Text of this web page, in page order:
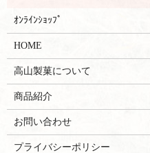
ｵﾝﾗｲﾝｼｮｯﾌﾟ
HOME
高山製菓について
商品紹介
お問い合わせ
プライバシーポリシー